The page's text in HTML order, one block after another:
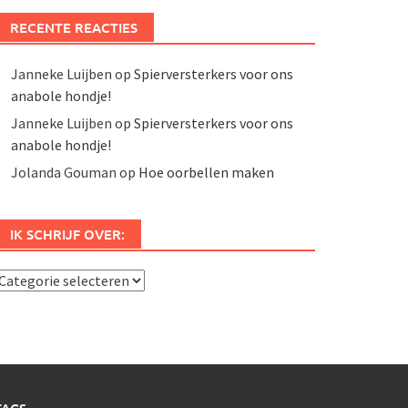
RECENTE REACTIES
Janneke Luijben op Spierversterkers voor ons
anabole hondje!
Janneke Luijben op Spierversterkers voor ons
anabole hondje!
Jolanda Gouman op Hoe oorbellen maken
IK SCHRIJF OVER: